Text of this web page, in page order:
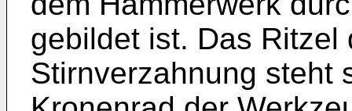
gebildet ist. Das Ritzel
Stirnverzahnung steht